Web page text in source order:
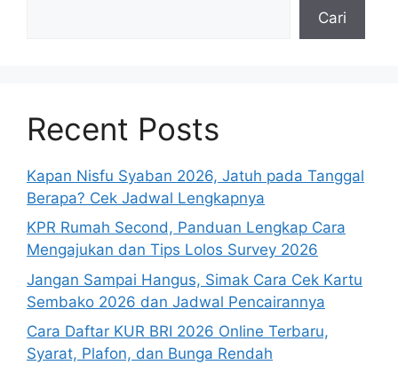
Cari
Recent Posts
Kapan Nisfu Syaban 2026, Jatuh pada Tanggal
Berapa? Cek Jadwal Lengkapnya
KPR Rumah Second, Panduan Lengkap Cara
Mengajukan dan Tips Lolos Survey 2026
Jangan Sampai Hangus, Simak Cara Cek Kartu
Sembako 2026 dan Jadwal Pencairannya
Cara Daftar KUR BRI 2026 Online Terbaru,
Syarat, Plafon, dan Bunga Rendah